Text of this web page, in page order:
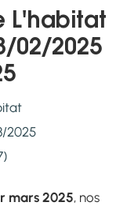
L'habitat
02/2025
2025
mars 2025, nos